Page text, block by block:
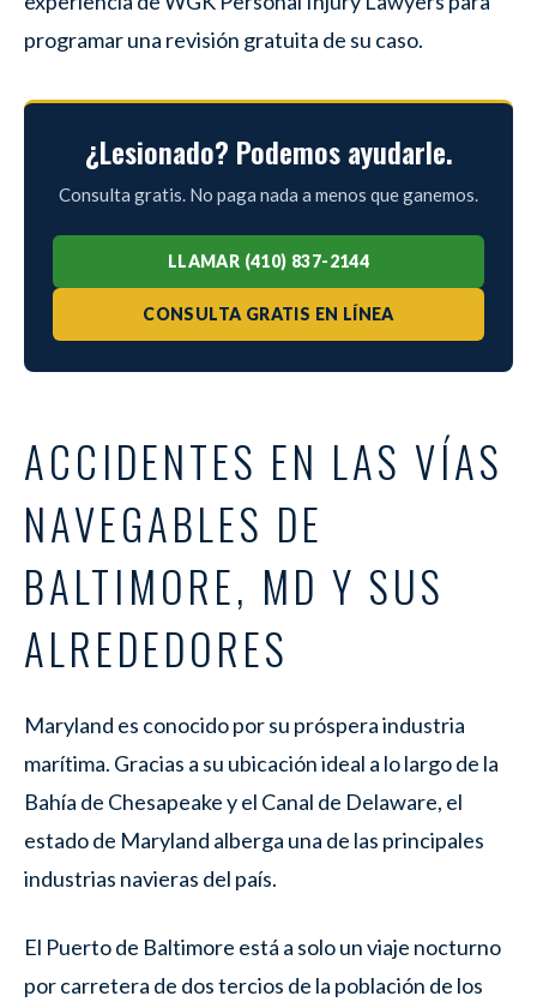
programar una revisión gratuita de su caso.
¿Lesionado? Podemos ayudarle.
Consulta gratis. No paga nada a menos que ganemos.
LLAMAR (410) 837-2144
CONSULTA GRATIS EN LÍNEA
ACCIDENTES EN LAS VÍAS
NAVEGABLES DE
BALTIMORE, MD Y SUS
ALREDEDORES
Maryland es conocido por su próspera industria
marítima. Gracias a su ubicación ideal a lo largo de la
Bahía de Chesapeake y el Canal de Delaware, el
estado de Maryland alberga una de las principales
industrias navieras del país.
El Puerto de Baltimore está a solo un viaje nocturno
por carretera de dos tercios de la población de los